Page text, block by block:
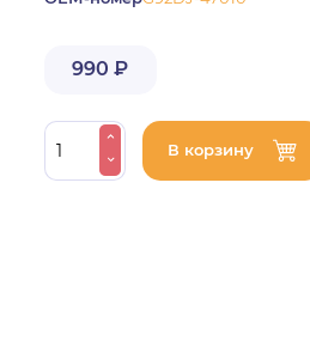
990 ₽
В корзину